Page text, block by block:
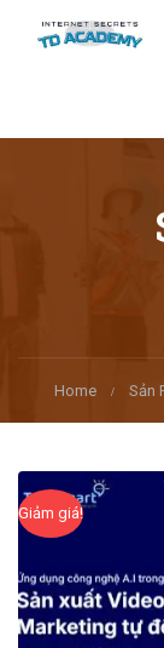
Home Sản
Giảm giá!